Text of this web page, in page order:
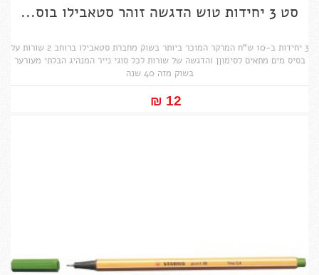
סט 3 יחידות טוש הדגשה זוהר סטאבילו בוס...
3 יחידות ב-10 ש"ח המרקר המוכר ביותר בשוק מחברת סטאבילו ברוחב 2 שורות על
בסיס מים מתאים לסימוןן והדגשה של שורות לכל סוגי נייר המנהיג הבלתי מעורער
בשוק מזה 40 שנה
12 ₪‎